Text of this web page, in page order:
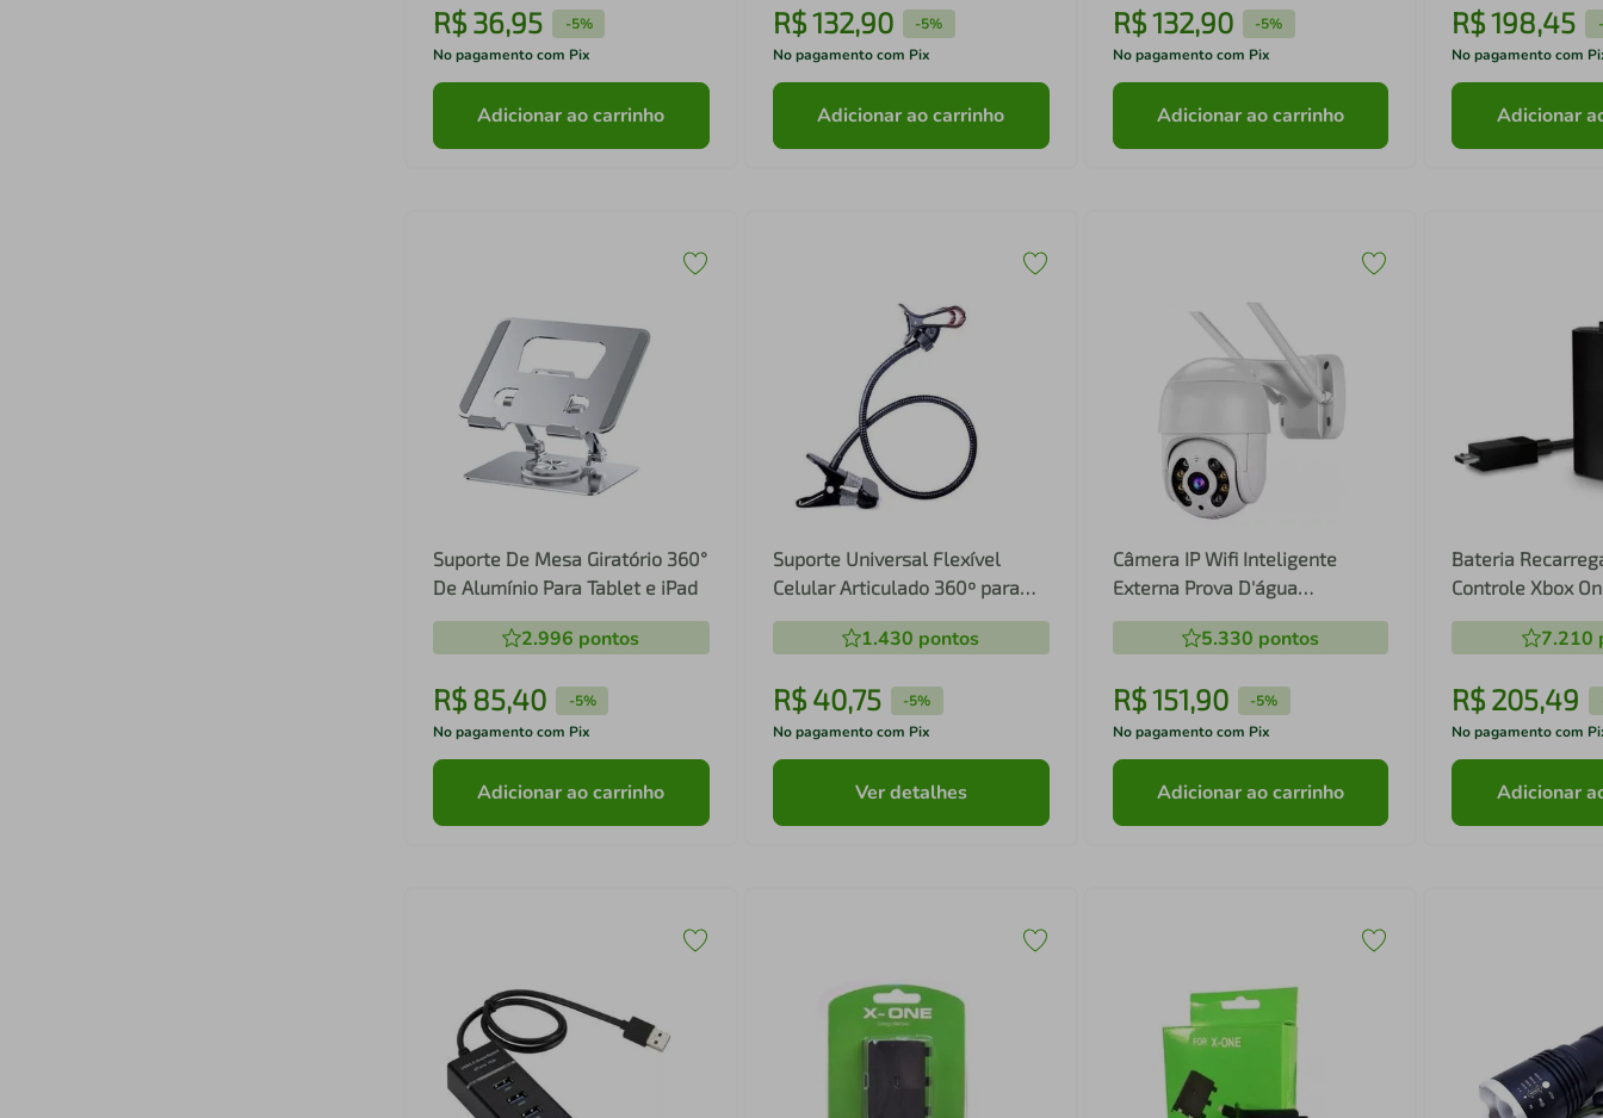
R$ 36,95 -5%
No pagamento com Pix
Adicionar ao carrinho
R$132,90 -5%
No pagamento com Pix
Adicionar ao carrinho
R$132,90 -5%
No pagamento com Pix
Adicionar ao carrinho
R$198,45
-
No pagamento com
Adicionar
Suporte De Mesa Giratório 360°
De Alumínio Para Tablet e iPad
2.996 pontos
R$ 85,40 -5%
No pagamento com Pix
Adicionar ao carrinho
Suporte Universal Flexível
Celular Articulado 360º para
Cama Mesa
1.430 pontos
R$ 40,75 -5%
No pagamento com Pix
Ver detalhes
Câmera IP Wifi Inteligente
Externa Prova D'água
Infravermelho HD 1080P
5.330 pontos
R$151,90 -5%
No pagamento com Pix
Adicionar ao carrinho
Bateria
Controle Xbox
com Cabo Micro
7.210
R$205,49
No pagamento com
Adicionar